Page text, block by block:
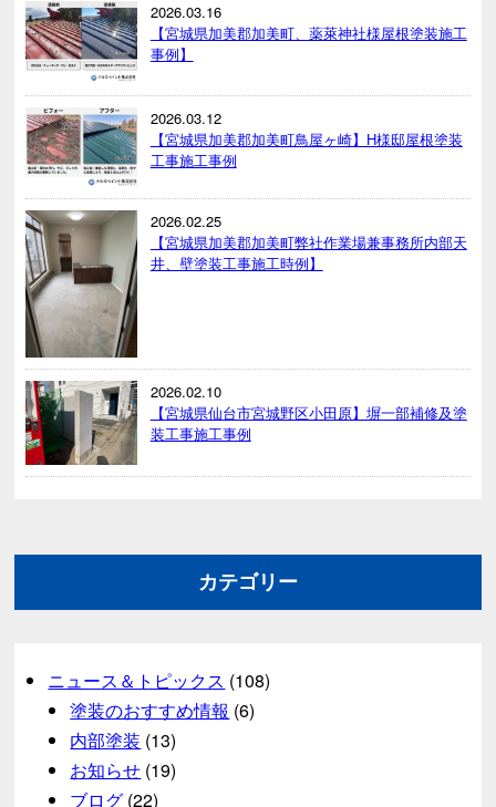
2026.03.16
【宮城県加美郡加美町、薬萊神社様屋根塗装施工
事例】
2026.03.12
【宮城県加美郡加美町鳥屋ヶ崎】H様邸屋根塗装
工事施工事例
2026.02.25
【宮城県加美郡加美町弊社作業場兼事務所内部天
井、壁塗装工事施工時例】
2026.02.10
【宮城県仙台市宮城野区小田原】塀一部補修及塗
装工事施工事例
カテゴリー
ニュース＆トピックス (108)
塗装のおすすめ情報 (6)
内部塗装 (13)
お知らせ (19)
ブログ (22)